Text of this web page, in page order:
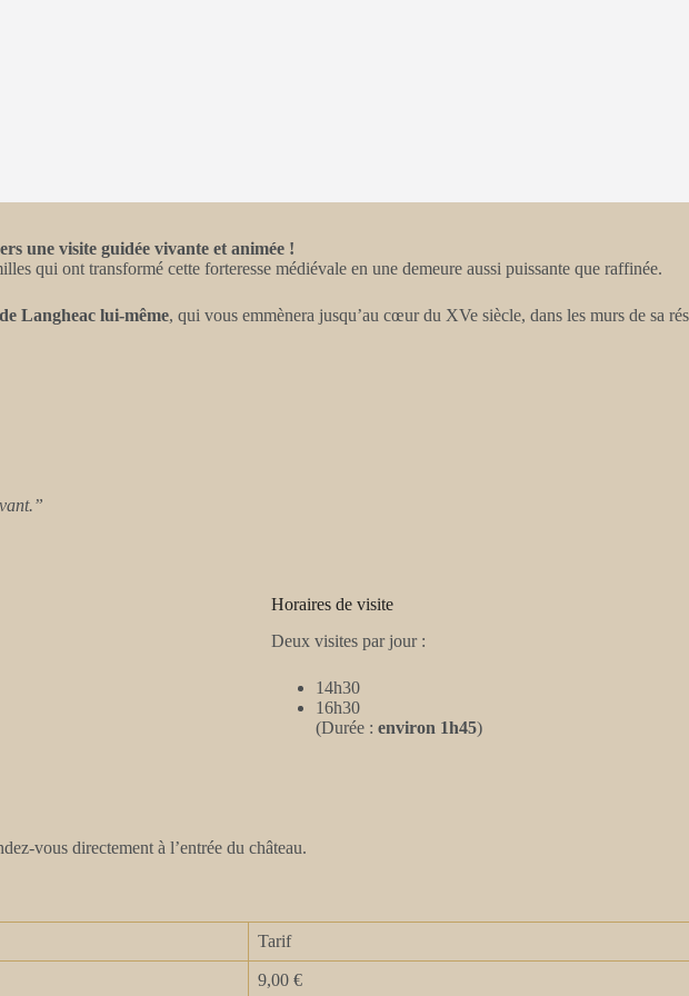
une visite guidée vivante et animée !
qui ont transformé cette forteresse médiévale en une demeure aussi puissante que raffinée.
Langheac lui-même, qui vous emmènera jusqu’au cœur du XVe siècle, dans les murs de sa
Horaires de visite
Deux visites par jour :
14h30
16h30
(Durée : environ 1h45)
vous directement à l’entrée du château.
Tarif
9,00 €